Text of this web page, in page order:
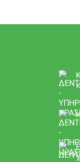
και κλαδιών του
μεγάλων
κομμένων